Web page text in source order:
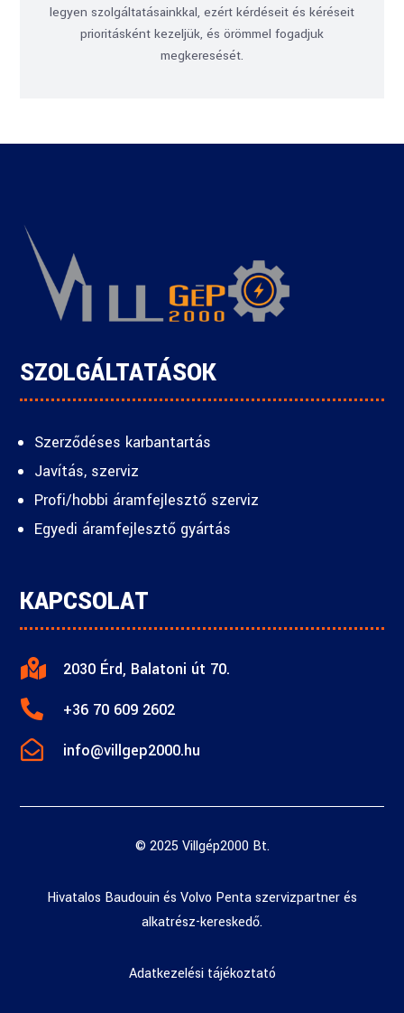
legyen szolgáltatásainkkal, ezért kérdéseit és kéréseit
prioritásként kezeljük, és örömmel fogadjuk
megkeresését.
SZOLGÁLTATÁSOK
Szerződéses karbantartás
Javítás, szerviz
Profi/hobbi áramfejlesztő szerviz
Egyedi áramfejlesztő gyártás
KAPCSOLAT
 2030 Érd, Balatoni út 70.
 +36 70 609 2602
 info@villgep2000.hu
© 2025 Villgép2000 Bt.
Hivatalos Baudouin és Volvo Penta szervizpartner és
alkatrész-kereskedő.
Adatkezelési tájékoztató